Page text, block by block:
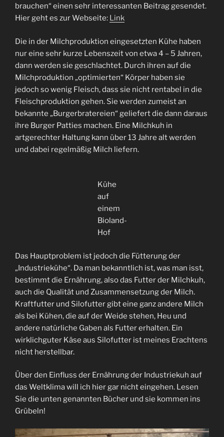
brauchen“ einen sehr interessanten Beitrag gesendet.
Hier geht es zur Webseite: Link
Die in der Milchproduktion eingesetzten Kühe haben
nur eine sehr kurze Lebenszeit von etwa 4 – 5 Jahren,
dann werden sie geschlachtet. Durch ihren auf die
Milchproduktion „optimierten“ Körper haben sie
jedoch so wenig Fleisch, dass sie nicht rentabel in die
Fleischproduktion gehen. Sie werden zumeist an
bekannte „Burgerbratereien“ geliefert die dann daraus
ihre Burger Patties machen. Eine Milchkuh in
artgerechter Haltung kann über 13 Jahre alt werden
und dabei regelmäßig Milch liefern.
Kühe
auf
einem
Bioland-
Hof
Das Hauptproblem ist jedoch die Fütterung der
„Industriekühe“. Da man bekanntlich ist, was man isst,
bestimmt die Ernährung, also das Futter der Milchkuh,
auch die Qualität und Zusammensetzung der Milch.
Kraftfutter und Silofutter gibt eine ganz andere Milch
als bei Kühen, die auf der Weide stehen, Heu und
andere natürliche Gaben als Futter erhalten. Ein
wirklichguter Käse aus Silofutter ist meines Erachtens
nicht herstellbar.
Über den Einfluss der Ernährung der Industriekuh auf
das Weltklima will ich hier gar nicht eingehen. Lesen
Sie die unten genannten Bücher und sie kommen ins
Grübeln!